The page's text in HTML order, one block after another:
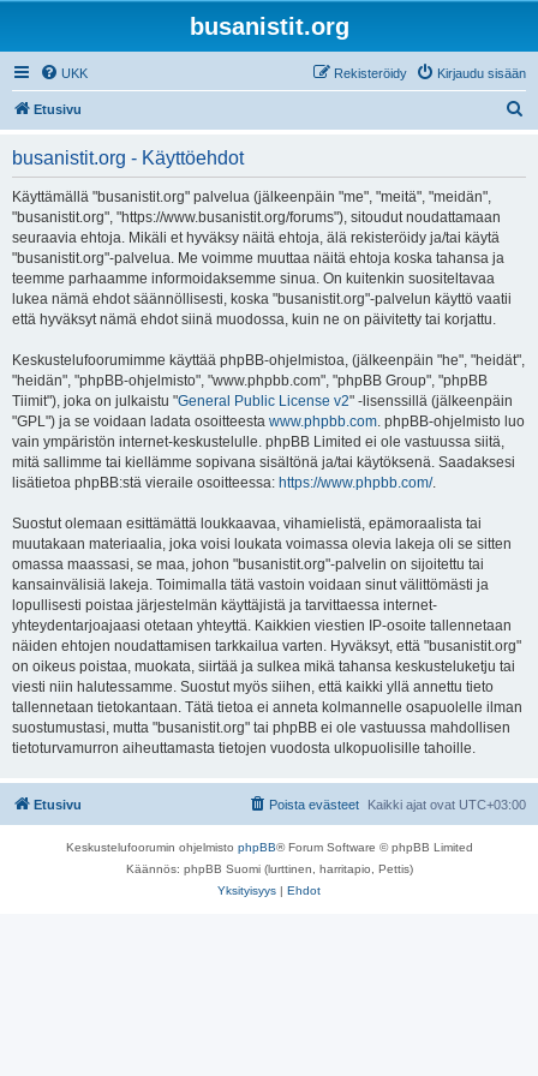
busanistit.org
UKK Kirjaudu sisään
Rekisteröidy
Etusivu
busanistit.org - Käyttöehdot
Käyttämällä "busanistit.org" palvelua (jälkeenpäin "me", "meitä", "meidän",
"busanistit.org", "https://www.busanistit.org/forums"), sitoudut noudattamaan
seuraavia ehtoja. Mikäli et hyväksy näitä ehtoja, älä rekisteröidy ja/tai käytä
"busanistit.org"-palvelua. Me voimme muuttaa näitä ehtoja koska tahansa ja
teemme parhaamme informoidaksemme sinua. On kuitenkin suositeltavaa
lukea nämä ehdot säännöllisesti, koska "busanistit.org"-palvelun käyttö vaatii
että hyväksyt nämä ehdot siinä muodossa, kuin ne on päivitetty tai korjattu.
Keskustelufoorumimme käyttää phpBB-ohjelmistoa, (jälkeenpäin "he", "heidät",
"heidän", "phpBB-ohjelmisto", "www.phpbb.com", "phpBB Group", "phpBB
Tiimit"), joka on julkaistu "General Public License v2" -lisenssillä (jälkeenpäin
"GPL") ja se voidaan ladata osoitteesta www.phpbb.com. phpBB-ohjelmisto luo
vain ympäristön internet-keskustelulle. phpBB Limited ei ole vastuussa siitä,
mitä sallimme tai kiellämme sopivana sisältönä ja/tai käytöksenä. Saadaksesi
lisätietoa phpBB:stä vieraile osoitteessa: https://www.phpbb.com/.
Suostut olemaan esittämättä loukkaavaa, vihamielistä, epämoraalista tai
muutakaan materiaalia, joka voisi loukata voimassa olevia lakeja oli se sitten
omassa maassasi, se maa, johon "busanistit.org"-palvelin on sijoitettu tai
kansainvälisiä lakeja. Toimimalla tätä vastoin voidaan sinut välittömästi ja
lopullisesti poistaa järjestelmän käyttäjistä ja tarvittaessa internet-
yhteydentarjoajaasi otetaan yhteyttä. Kaikkien viestien IP-osoite tallennetaan
näiden ehtojen noudattamisen tarkkailua varten. Hyväksyt, että "busanistit.org"
on oikeus poistaa, muokata, siirtää ja sulkea mikä tahansa keskusteluketju tai
viesti niin halutessamme. Suostut myös siihen, että kaikki yllä annettu tieto
tallennetaan tietokantaan. Tätä tietoa ei anneta kolmannelle osapuolelle ilman
suostumustasi, mutta "busanistit.org" tai phpBB ei ole vastuussa mahdollisen
tietoturvamurron aiheuttamasta tietojen vuodosta ulkopuolisille tahoille.
Etusivu Kaikki ajat ovat UTC+03:00
Poista evästeet
Keskustelufoorumin ohjelmisto phpBB® Forum Software © phpBB Limited
Käännös: phpBB Suomi (lurttinen, harritapio, Pettis)
Yksityisyys | Ehdot